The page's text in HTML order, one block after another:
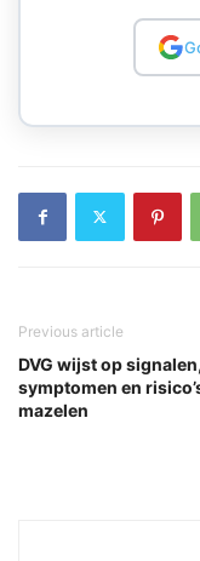
Previous article
DVG wijst op signalen,
symptomen en
mazelen